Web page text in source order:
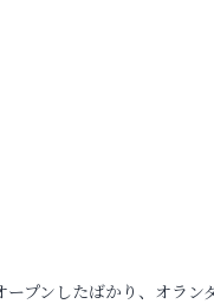
プンしたばかり、オラン